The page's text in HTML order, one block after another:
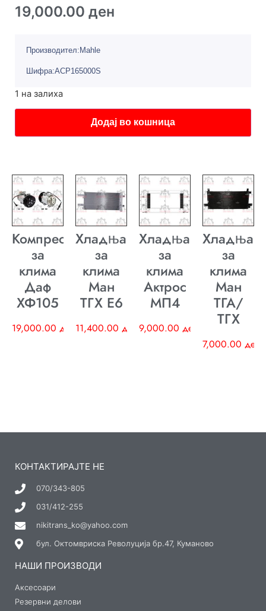
19,000.00 ден
Производител:Mahle
Шифра:ACP165000S
1 на залиха
Додај во кошница
Компресор
за
клима
Даф
ХФ105
19,000.00 ден
Хладњак
за
клима
Ман
ТГХ E6
11,400.00 ден
Хладњак
за
клима
Актрос
МП4
9,000.00 ден
Хладњак
за
клима
Ман
ТГА/
ТГХ
7,000.00 ден
КОНТАКТИРАЈТЕ НЕ
070/343-805
031/412-255
nikitrans_ko@yahoo.com
бул. Октомвриска Револуција бр.47, Куманово
НАШИ ПРОИЗВОДИ
Аксесоари
Резервни делови